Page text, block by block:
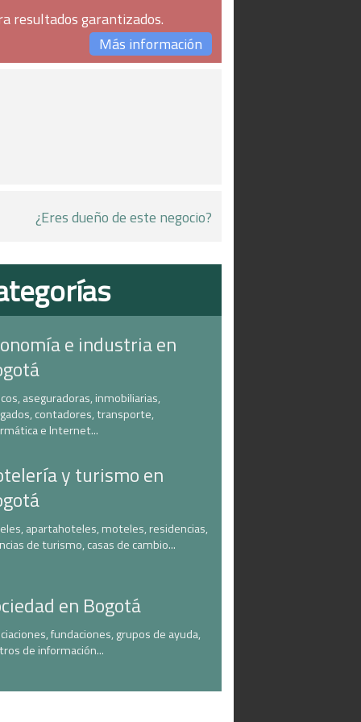
resultados garantizados.
Más información
¿Eres dueño de este negocio?
e industria en
aseguradoras, inmobiliarias,
contadores, transporte,
e Internet...
y turismo en
apartahoteles, moteles, residencias,
de turismo, casas de cambio...
en Bogotá
fundaciones, grupos de ayuda,
de información...